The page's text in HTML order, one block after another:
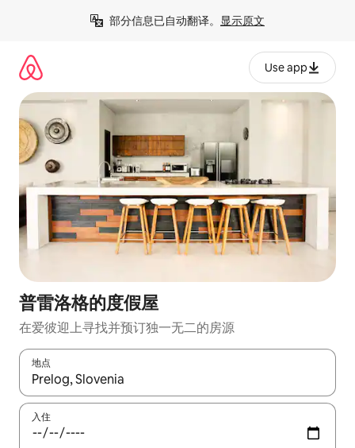
部分信息已自动翻译。 显示原文
Use app
普雷洛格的度假屋
在爱彼迎上寻找并预订独一无二的房源
地点
如有搜索结果，请使用上下方向键查看，或通过点击或滑动手势
入住